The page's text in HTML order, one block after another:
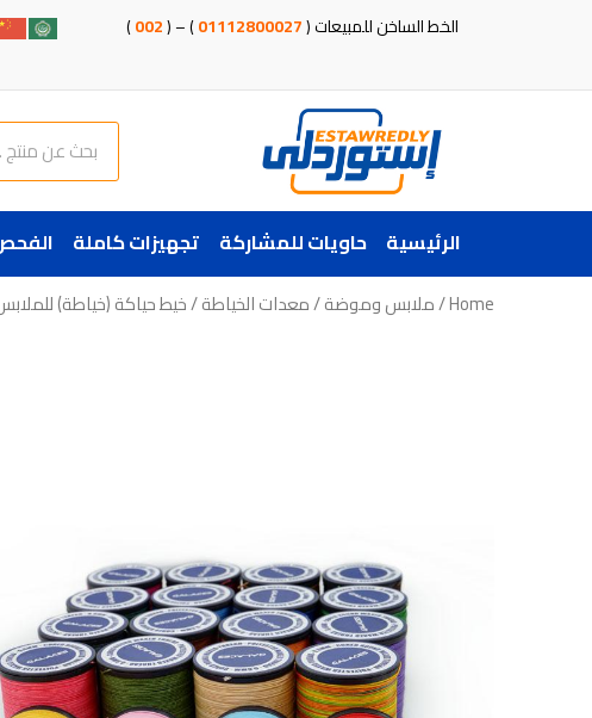
الخط الساخن للمبيعات (01112800027
) – (
002
)
Search
الرئيسية حاويات للمشاركة تجهيزات كاملة
Home
/ملابس وموضة/معدات الخياطة/ خيط حياكة (خياطة)